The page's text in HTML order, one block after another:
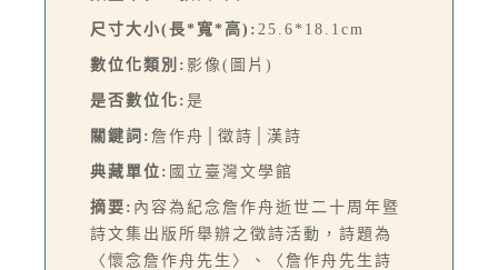
尺寸大小(長*寬*高): 25.6*18.1cm
數位化類別: 影像(圖片)
是否數位化: 是
關鍵詞: 詹作舟│徵詩│漢詩
典藏單位: 國立臺灣文學館
摘要: 內容為紀念詹作舟逝世二十周年暨
詩文集出版所舉辦之徵詩活動，詩題為
〈懷念詹作舟先生〉、〈詹作舟先生詩